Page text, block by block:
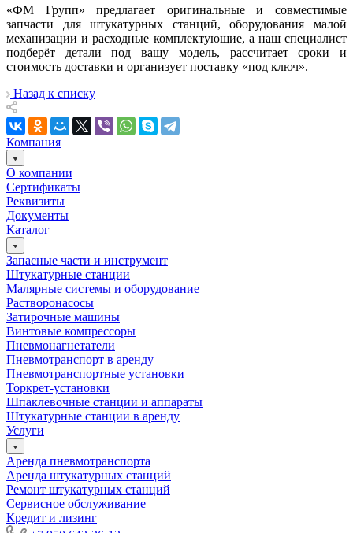
«ФМ Групп» предлагает оригинальные и совместимые
запчасти для штукатурных станций, оборудования малой
механизации и расходные комплектующие, а наш специалист
подберёт детали под вашу модель, рассчитает сроки и
стоимость доставки и организует поставку «под ключ».
Назад к списку
Компания
О компании
Сертификаты
Реквизиты
Документы
Каталог
Запасные части и инструмент
Штукатурные станции
Малярные системы и оборудование
Растворонасосы
Затирочные машины
Винтовые компрессоры
Пневмонагнетатели
Пневмотранспорт в аренду
Пневмотранспортные установки
Торкрет-установки
Шпаклевочные станции и аппараты
Штукатурные станции в аренду
Услуги
Аренда пневмотранспорта
Аренда штукатурных станций
Ремонт штукатурных станций
Сервисное обслуживание
Кредит и лизинг